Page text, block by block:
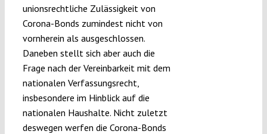
unionsrechtliche Zulässigkeit von
Corona-Bonds zumindest nicht von
vornherein als ausgeschlossen.
Daneben stellt sich aber auch die
Frage nach der Vereinbarkeit mit dem
nationalen Verfassungsrecht,
insbesondere im Hinblick auf die
nationalen Haushalte. Nicht zuletzt
deswegen werfen die Corona-Bonds